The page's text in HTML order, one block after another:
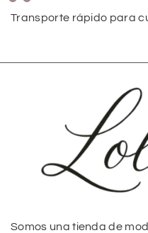
Transporte rápido para
Somos una tienda de